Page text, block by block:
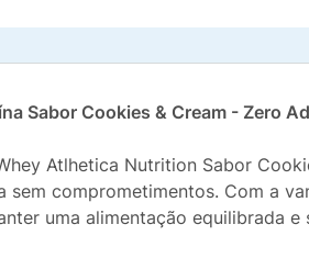
Sabor Cookies & Cream - Zero
Atlhetica Nutrition Sabor
comprometimentos. Com a
uma alimentação equilibrada e